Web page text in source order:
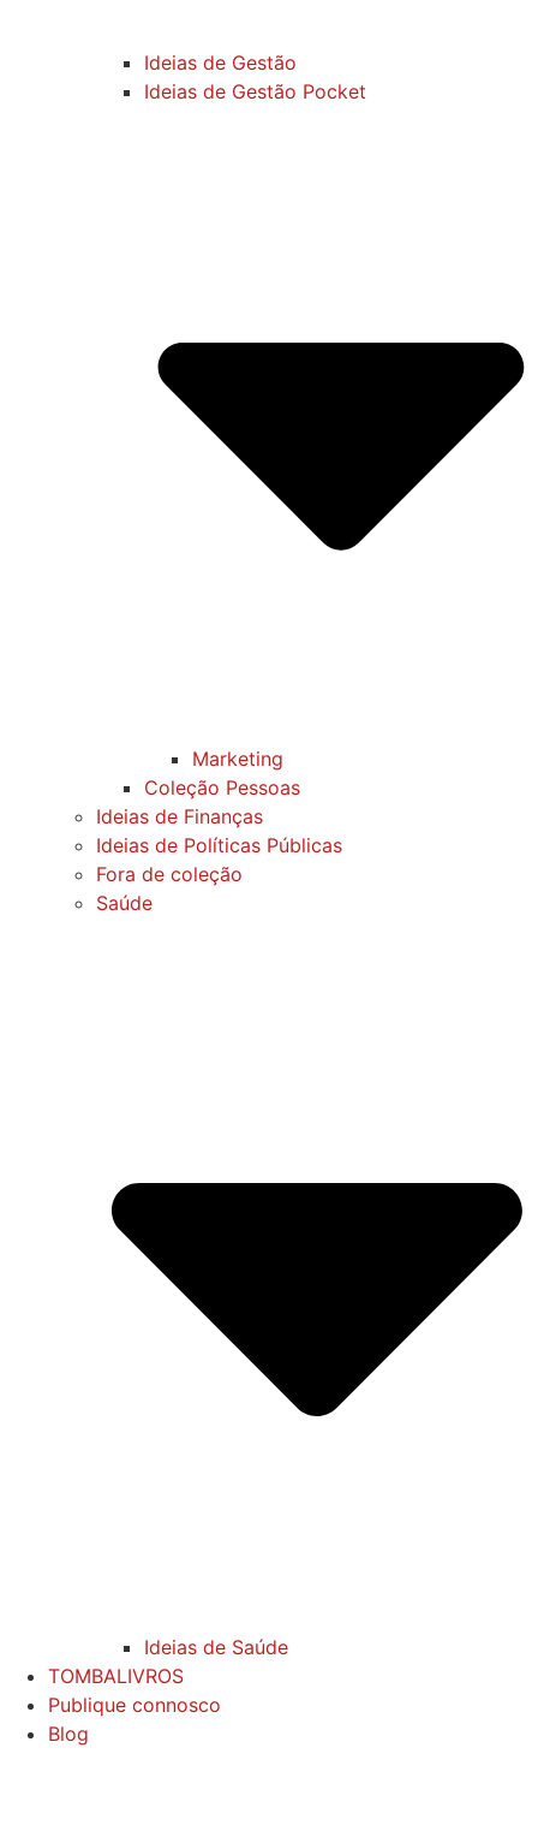
Ideias de Gestão
Ideias de Gestão Pocket
Marketing
Coleção Pessoas
Ideias de Finanças
Ideias de Políticas Públicas
Fora de coleção
Saúde
Ideias de Saúde
TOMBALIVROS
Publique connosco
Blog